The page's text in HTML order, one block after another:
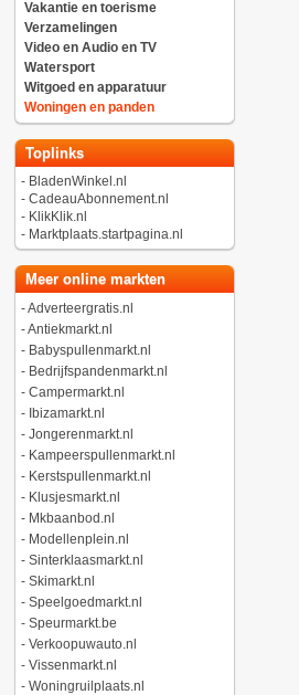
Vakantie en toerisme
Verzamelingen
Video en Audio en TV
Watersport
Witgoed en apparatuur
Woningen en panden
Toplinks
- BladenWinkel.nl
- CadeauAbonnement.nl
- KlikKlik.nl
- Marktplaats.startpagina.nl
Meer online markten
-Adverteergratis.nl
-Antiekmarkt.nl
- Babyspullenmarkt.nl
- Bedrijfspandenmarkt.nl
- Campermarkt.nl
- Ibizamarkt.nl
- Jongerenmarkt.nl
- Kampeerspullenmarkt.nl
- Kerstspullenmarkt.nl
- Klusjesmarkt.nl
- Mkbaanbod.nl
- Modellenplein.nl
- Sinterklaasmarkt.nl
- Skimarkt.nl
- Speelgoedmarkt.nl
- Speurmarkt.be
- Verkoopuwauto.nl
- Vissenmarkt.nl
- Woningruilplaats.nl